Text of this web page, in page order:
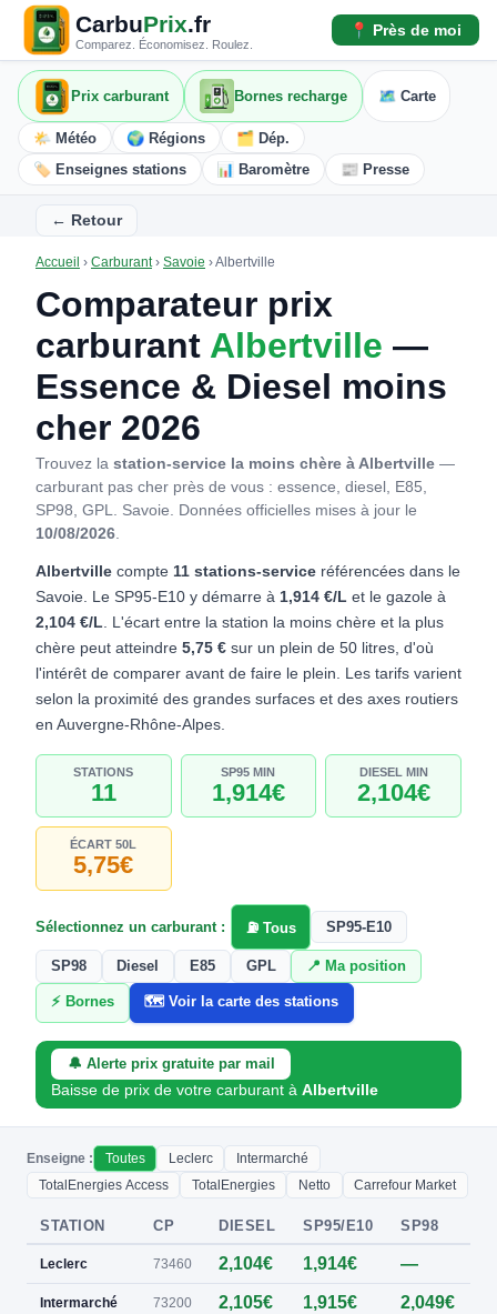
CarbuPrix.fr
Comparez. Économisez. Roulez.
📍 Près de moi
Prix carburant Bornes recharge 🗺️ Carte
🌤️ Météo 🌍 Régions
🗂️ Dép.
🏷️ Enseignes stations
📊 Baromètre 📰 Presse
← Retour
Accueil › Carburant› Savoie ›Albertville
Comparateur prix
carburant Albertville —
Essence & Diesel moins
cher 2026
Trouvez la station-service la moins chère à Albertville —
carburant pas cher près de vous : essence, diesel, E85,
SP98, GPL. Savoie. Données officielles mises à jour le
10/08/2026.
Albertville compte 11 stations-service référencées dans le
Savoie. Le SP95-E10 y démarre à 1,914 €/L et le gazole à
2,104 €/L. L'écart entre la station la moins chère et la plus
chère peut atteindre 5,75 € sur un plein de 50 litres, d'où
l'intérêt de comparer avant de faire le plein. Les tarifs varient
selon la proximité des grandes surfaces et des axes routiers
en Auvergne-Rhône-Alpes.
STATIONS
11
SP95 MIN
1,914€
DIESEL MIN
2,104€
ÉCART 50L
5,75€
Sélectionnez un carburant : ⛽ Tous SP95-E10
SP98 Diesel E85 GPL 📍 Ma position
⚡ Bornes 🗺️ Voir la carte des stations
🔔 Alerte prix gratuite par mail
Baisse de prix de votre carburant àAlbertville
Enseigne : Toutes Leclerc
Intermarché
TotalEnergies Access
TotalEnergies Netto Carrefour Market
STATION CP DIESEL SP95/E10 SP98
Leclerc 73460 2,104€ 1,914€ —
Intermarché 73200 2,105€ 1,915€ 2,049€